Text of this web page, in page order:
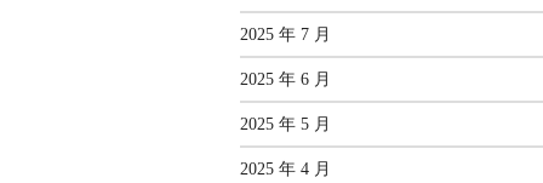
2025 年 7 月
2025 年 6 月
2025 年 5 月
2025 年 4 月